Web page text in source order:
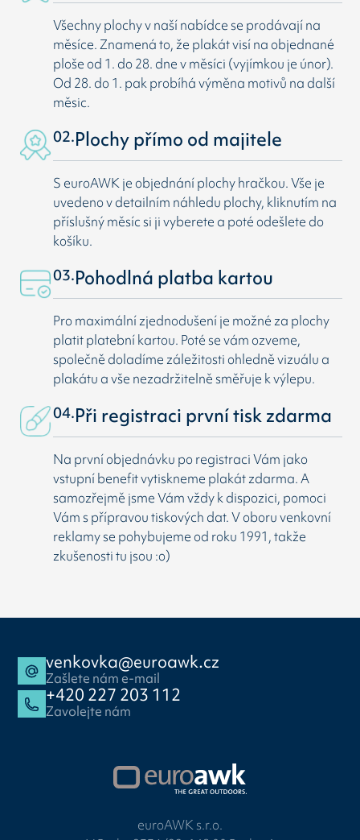
Všechny plochy v naší nabídce se prodávají na
měsíce. Znamená to, že plakát visí na objednané
ploše od 1. do 28. dne v měsíci (vyjímkou je únor).
Od 28. do 1. pak probíhá výměna motivů na další
měsic.
02.Plochy přímo od majitele
S euroAWK je objednání plochy hračkou. Vše je
uvedeno v detailním náhledu plochy, kliknutím na
příslušný měsíc si ji vyberete a poté odešlete do
košíku.
03.Pohodlná platba kartou
Pro maximální zjednodušení je možné za plochy
platit platební kartou. Poté se vám ozveme,
společně doladíme záležitosti ohledně vizuálu a
plakátu a vše nezadržitelně směřuje k výlepu.
04.Při registraci první tisk zdarma
Na první objednávku po registraci Vám jako
vstupní benefit vytiskneme plakát zdarma. A
samozřejmě jsme Vám vždy k dispozici, pomoci
Vám s přípravou tiskových dat. V oboru venkovní
reklamy se pohybujeme od roku 1991, takže
zkušenosti tu jsou :o)
venkovka@euroawk.cz
Zašlete nám e-mail
+420 227 203 112
Zavolejte nám
euroAWK s.r.o.